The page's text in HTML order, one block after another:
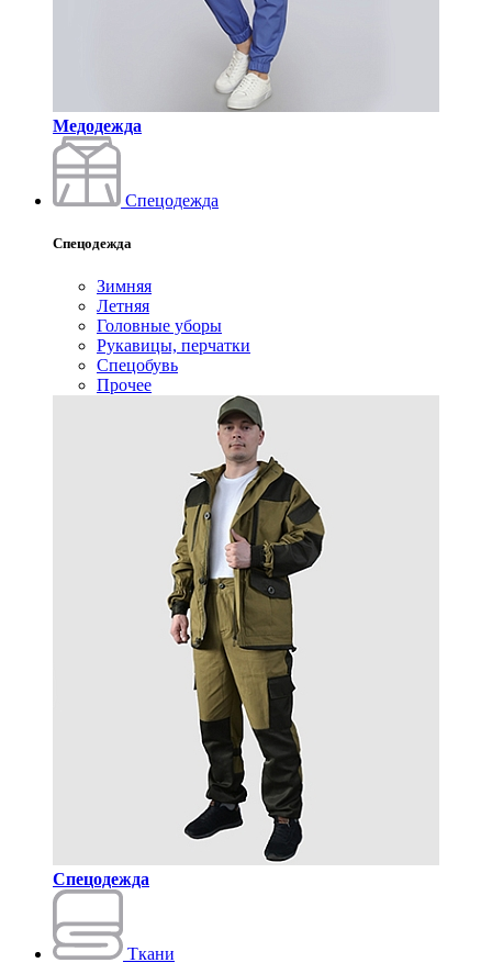
Медодежда
Спецодежда
Спецодежда
Зимняя
Летняя
Головные уборы
Рукавицы, перчатки
Спецобувь
Прочее
Спецодежда
Ткани